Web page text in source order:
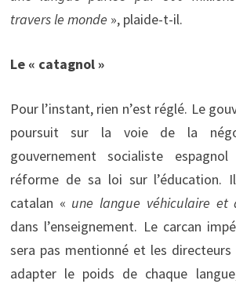
travers le monde », plaide-t-il.
Le « catagnol »
Pour l’instant, rien n’est réglé. Le
poursuit sur la voie de la
gouvernement socialiste
réforme de sa loi sur l’éducation.
catalan « une langue véhiculaire et
dans l’enseignement. Le carcan
sera pas mentionné et les directeurs
adapter le poids de chaque